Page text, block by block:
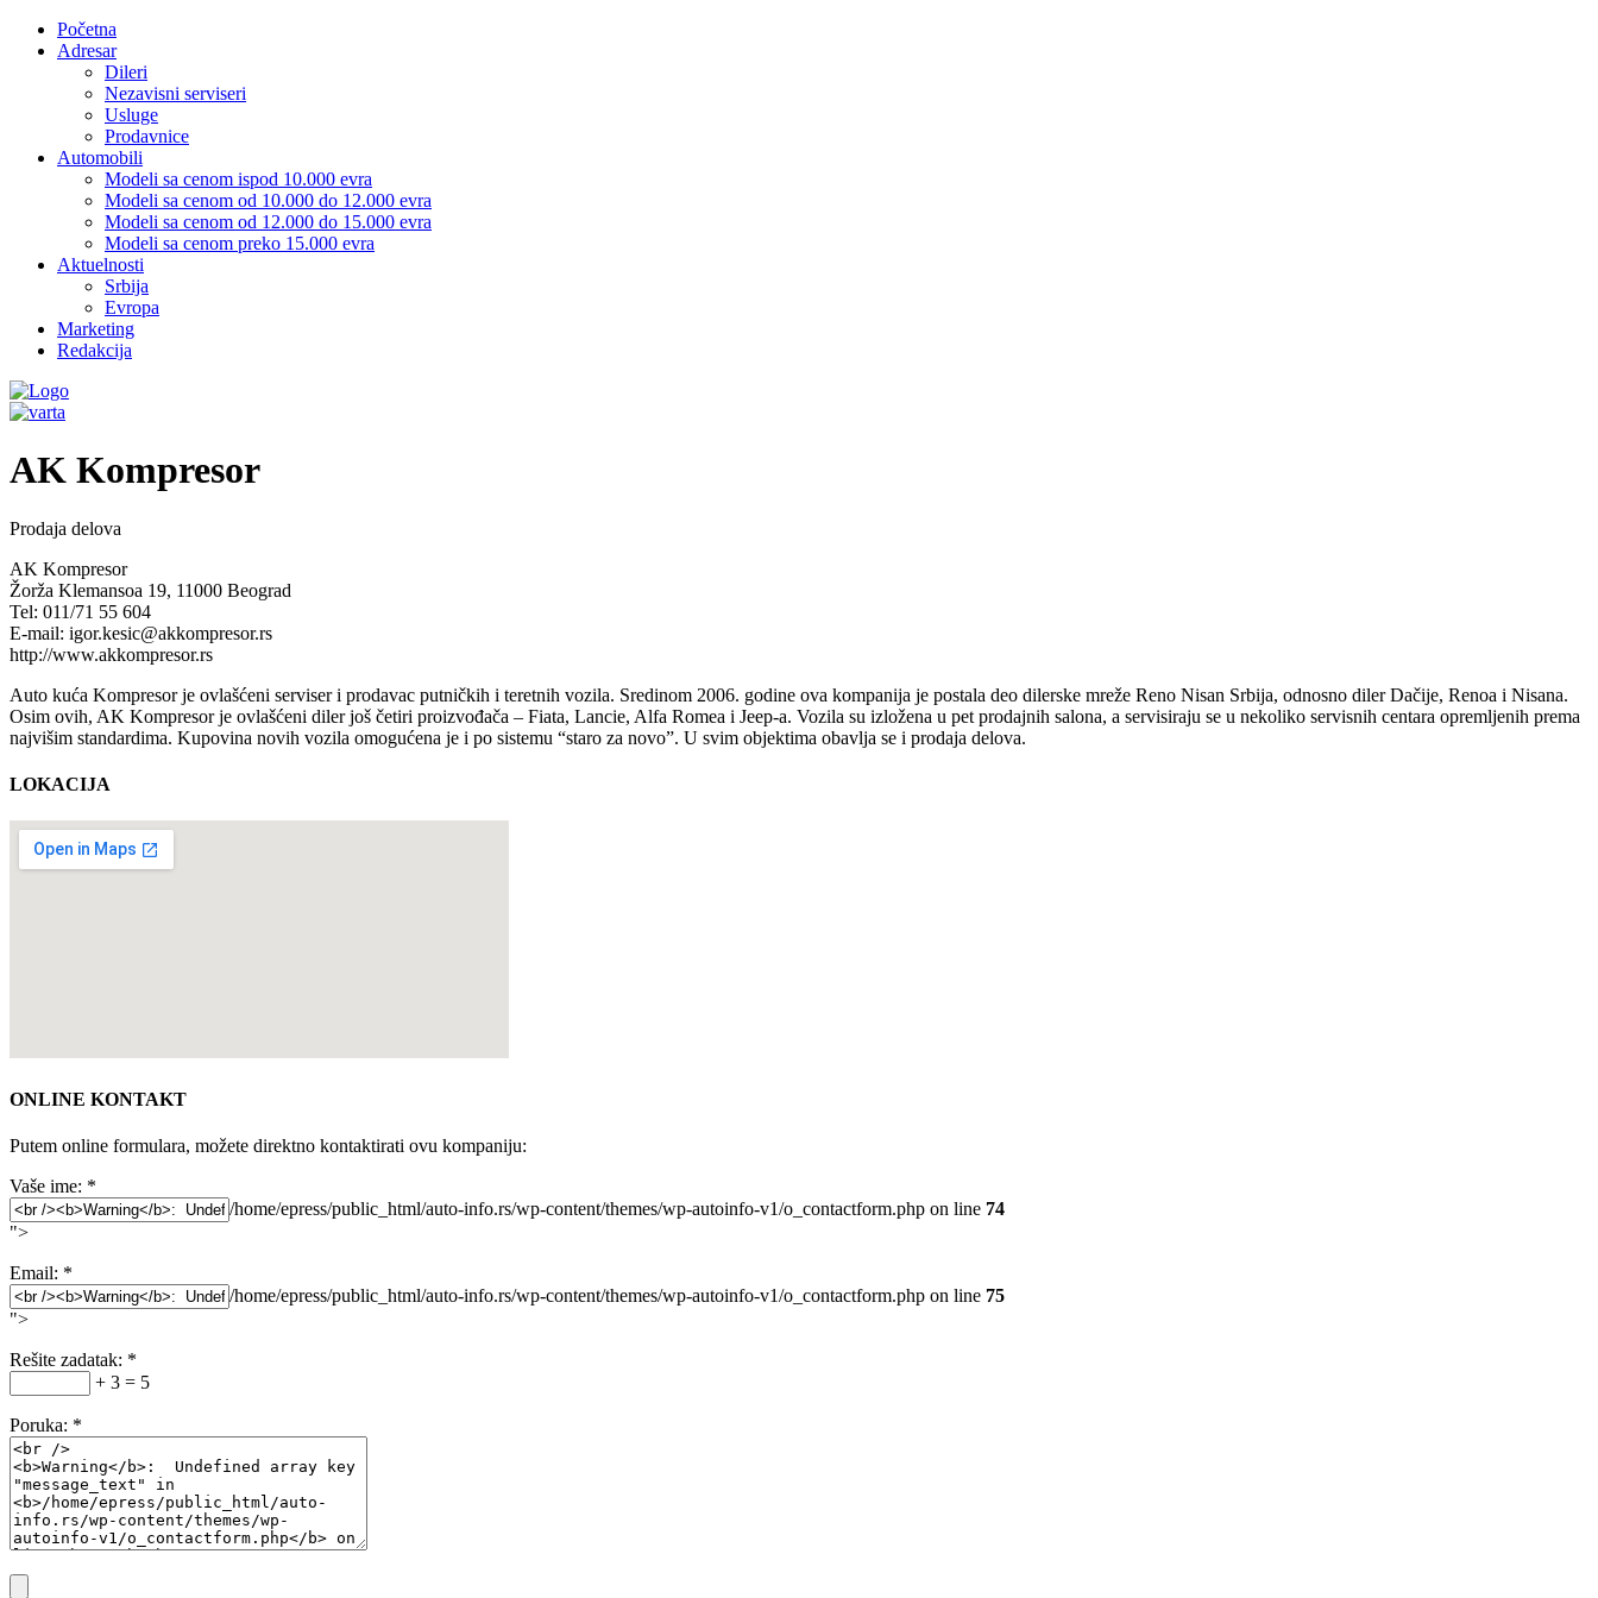
Početna
Adresar
Dileri
Nezavisni serviseri
Usluge
Prodavnice
Automobili
Modeli sa cenom ispod 10.000 evra
Modeli sa cenom od 10.000 do 12.000 evra
Modeli sa cenom od 12.000 do 15.000 evra
Modeli sa cenom preko 15.000 evra
Aktuelnosti
Srbija
Evropa
Marketing
Redakcija
AK Kompresor
Prodaja delova
AK Kompresor
Žorža Klemansoa 19, 11000 Beograd
Tel: 011/71 55 604
E-mail: igor.kesic@akkompresor.rs
http://www.akkompresor.rs
Auto kuća Kompresor je ovlašćeni serviser i prodavac putničkih i teretnih vozila. Sredinom 2006. godine ova kompanija je postala deo dilerske mreže Reno Nisan Srbija, odnosno diler Dačije, Renoa i Nisana.
Osim ovih, AK Kompresor je ovlašćeni diler još četiri proizvođača – Fiata, Lancie, Alfa Romea i Jeep-a. Vozila su izložena u pet prodajnih salona, a servisiraju se u nekoliko servisnih centara opremljenih prema
najvišim standardima. Kupovina novih vozila omogućena je i po sistemu “staro za novo”. U svim objektima obavlja se i prodaja delova.
LOKACIJA
ONLINE KONTAKT
Putem online formulara, možete direktno kontaktirati ovu kompaniju:
Vaše ime: *
/home/epress/public_html/auto-info.rs/wp-content/themes/wp-autoinfo-v1/o_contactform.php on line 74
">
Email: *
/home/epress/public_html/auto-info.rs/wp-content/themes/wp-autoinfo-v1/o_contactform.php on line 75
">
Rešite zadatak: *
+ 3 = 5
Poruka: *